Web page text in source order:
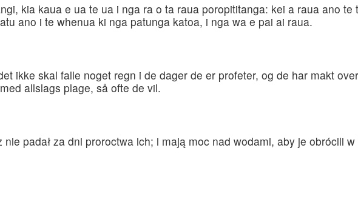
kia kaua e ua te ua i nga ra o ta raua poropititanga: kei a raua ano te
ano i te whenua ki nga patunga katoa, i nga wa e pai ai raua.
ikke skal falle noget regn i de dager de er profeter, og de har makt
allslags plage, så ofte de vil.
padał za dni proroctwa ich; i mają moc nad wodami, aby je obrócili